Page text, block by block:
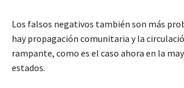
Los falsos negativos también son más
hay propagación comunitaria y la
rampante, como es el caso ahora en la
estados.